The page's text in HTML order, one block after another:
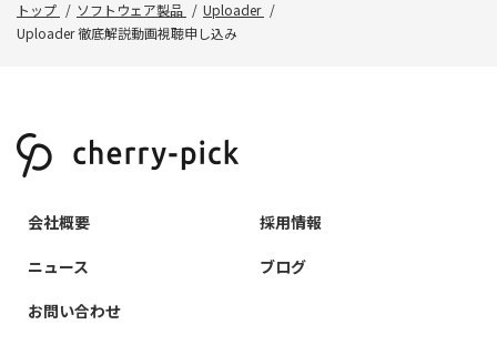
トップ ソフトウェア製品
Uploader
Uploader 徹底解説動画視聴申し込み
会社概要
採用情報
ニュース
ブログ
お問い合わせ